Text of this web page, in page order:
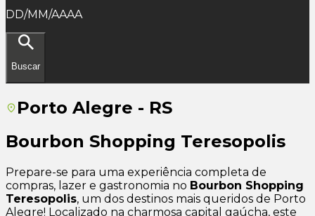
DD/MM/AAAA
Buscar
Porto Alegre - RS
Bourbon Shopping Teresopolis
Prepare-se para uma experiência completa de
compras, lazer e gastronomia no Bourbon Shopping
Teresopolis, um dos destinos mais queridos de Porto
Alegre! Localizado na charmosa capital gaúcha, este